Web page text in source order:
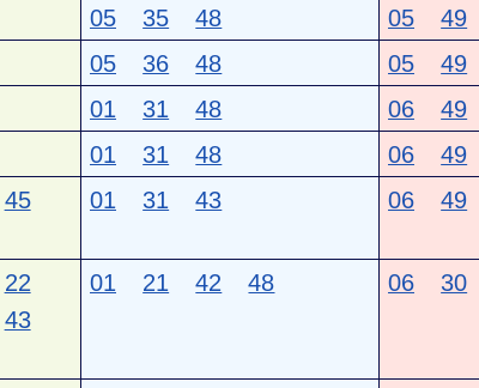
05 35 48 05 49
05 36 48 05 49
01 31 48 06 49
01 31 48 06 49
45
01 31 43 06 49
22
43
01 21 42 48 06 30